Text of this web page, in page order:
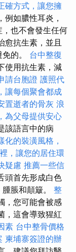
確方式，讓您擁
例如膿性耳炎，
也不會發生任何
愈抗生素，並且
的。 台中整復
使用抗生素，減
請台胞證 護照代
讓每個聚會都成
置逝者的骨灰 浪
為父母提供安心
該語言中的病
化的裝潢風格，
，讓您的居住環
疑慮 推薦一些信
頭首先形成白色
脹和顛簸。 整
，您可能會被感
，這會導致猩紅
素 台中整骨價格
柬埔寨簽證的辦